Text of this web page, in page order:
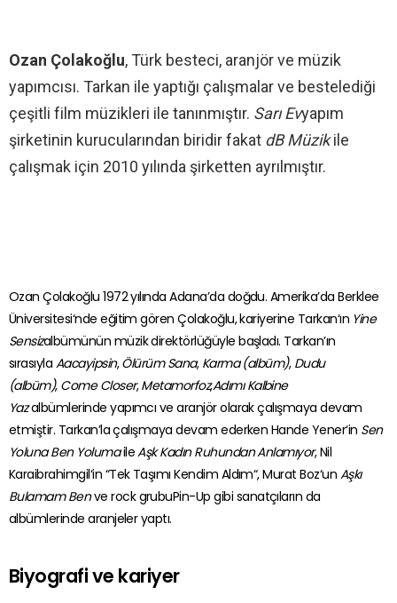
Ozan Çolakoğlu, Türk besteci, aranjör ve müzik
yapımcısı. Tarkan ile yaptığı çalışmalar ve bestelediği
çeşitli film müzikleri ile tanınmıştır. Sarı Evyapım
şirketinin kurucularından biridir fakat dB Müzikile
çalışmak için 2010 yılında şirketten ayrılmıştır.
Ozan Çolakoğlu 1972 yılında Adana’da doğdu. Amerika’da Berklee
Üniversitesi‘nde eğitim gören Çolakoğlu, kariyerine Tarkan‘ın Yine
Sensizalbümünün müzik direktörlüğüyle başladı. Tarkan’ın
sırasıyla Aacayipsin,Ölürüm Sana, Karma (albüm), Dudu
(albüm), Come Closer,Metamorfoz,Adımı Kalbine
Yazalbümlerinde yapımcı ve aranjör olarak çalışmaya devam
etmiştir. Tarkan’la çalışmaya devam ederken Hande Yener‘in Sen
Yoluna Ben YolumaileAşk Kadın Ruhundan Anlamıyor, Nil
Karaibrahimgil‘in “Tek Taşımı Kendim Aldım“,Murat Boz‘un Aşkı
Bulamam Benve rockgrubuPin-Up gibi sanatçıların da
albümlerinde aranjeler yaptı.
Biyografi ve kariyer